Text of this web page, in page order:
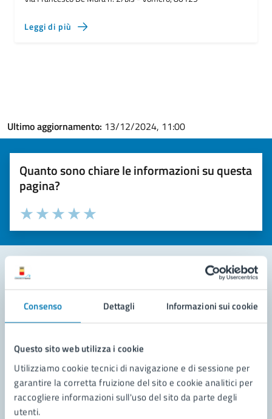
Consenso Dettagli Informazioni sui cookie
Questo sito web utilizza i cookie
Utilizziamo cookie tecnici di navigazione e di sessione per
garantire la corretta fruizione del sito e cookie analitici per
raccogliere informazioni sull'uso del sito da parte degli
utenti.
Leggi di più
Ultimo aggiornamento: 13/12/2024, 11:00
Quanto sono chiare le informazioni su questa
pagina?
Valuta la chiarezza delle informazioni (da 1 a 5 stelle)
Seleziona il numero di stelle per valutare la chiarezza delle
Valuta 5 stelle su 5
Valuta 4 stelle su 5
Valuta 3 stelle su 5
Valuta 2 stelle su 5
Valuta 1 stelle su 5
Leggi le domande frequenti
Richiedi assistenza
Prenota appuntamento
Problemi in città